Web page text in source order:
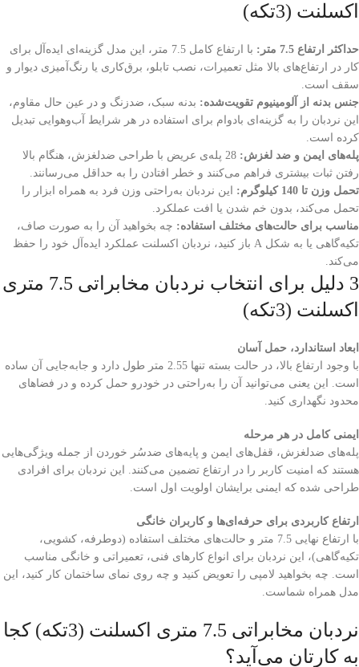
اکسلنت (3تکه)
حداکثر ارتفاع 7.5 متر:
با ارتفاع کامل 7.5 متر، این مدل گزینه‌ای ایده‌آل برای
کار در ارتفاع‌های بالا مثل تعمیرات، نصب تابلو، برق‌کاری یا رنگ‌آمیزی دیوار و
سقف است.
جنس بدنه از آلومینیوم تقویت‌شده: بدنه سبک، ضدزنگ و در عین حال مقاوم،
این نردبان را به گزینه‌ای بادوام برای استفاده در هر شرایط آب‌وهوایی تبدیل
کرده است.
پله‌های ایمن و ضد لغزش:
28 پله‌ی عریض با طراحی ضدلغزش، هنگام بالا
رفتن ثبات بیشتری فراهم می‌کنند و خطر افتادن را به حداقل می‌رسانند.
تحمل وزن تا 140 کیلوگرم: این نردبان به‌راحتی وزن فرد به همراه ابزار را
تحمل می‌کند، بدون خم شدن یا افت عملکرد.
مناسب برای حالت‌های مختلف استفاده: چه بخواهید آن را به صورت صاف،
تکیه‌گاهی یا به شکل A باز کنید، نردبان اکسلنت عملکرد ایده‌آل خود را حفظ
می‌کند.
3 دلیل برای انتخاب نردبان مخابراتی 7.5 متری
اکسلنت (3تکه)
ابعاد استاندارد، حمل آسان
با وجود ارتفاع بالا، در حالت بسته تنها 2.55 متر طول دارد و جابه‌جایی آن ساده
است. این یعنی می‌توانید آن را به‌راحتی در خودرو حمل کرده و در فضاهای
محدود نگهداری کنید.
ایمنی کامل در هر مرحله
پله‌های ضدلغزش، قفل‌های ایمن و پایه‌های ضدسُر خوردن از جمله ویژگی‌هایی
هستند که امنیت کاربر را در ارتفاع تضمین می‌کنند. این نردبان برای افرادی
طراحی شده که ایمنی برایشان اولویت اول است.
ارتفاع کاربردی برای حرفه‌ای‌ها و کاربران خانگی
با ارتفاع نهایی 7.5 متر و حالت‌های مختلف استفاده (دوطرفه، کشویی،
تکیه‌گاهی)، این نردبان برای انواع کارهای فنی، تعمیراتی و خانگی مناسب
است. چه بخواهید لامپی را تعویض کنید و چه روی نمای ساختمان کار کنید، این
مدل همراه شماست.
نردبان مخابراتی 7.5 متری اکسلنت (3تکه) کجا
به کارتان می‌آید؟